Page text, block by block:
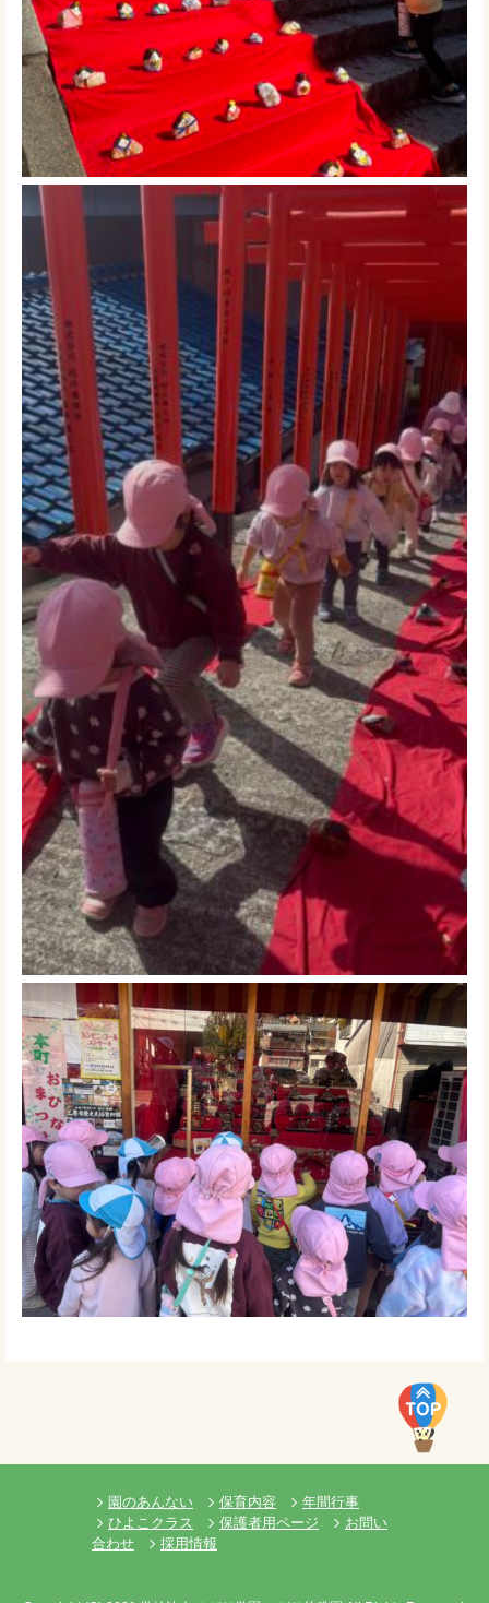
園のあんない 保育内容
年間行事
ひよこクラス
保護者用ページ
お問い
合わせ
採用情報